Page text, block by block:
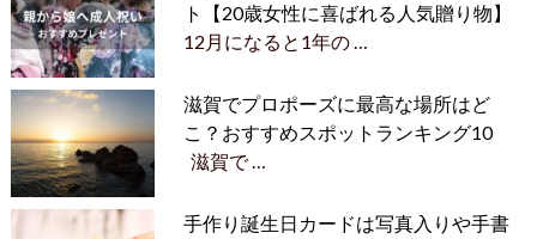
ト【20歳女性に喜ばれる人気贈り物】
12月になると1年の …
滋賀でプロポーズに最高な場所はど
こ？おすすめスポットランキング10
滋賀で …
手作り誕生日カードは写真入りや手書